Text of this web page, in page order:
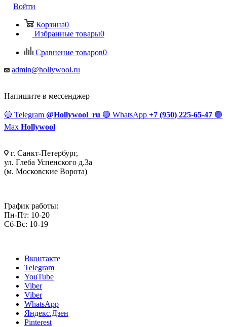
Войти
Корзина0
Избранные товары0
Сравнение товаров0
admin@hollywool.ru
Напишите в мессенджер
🔵 Telegram @Hollywool_ru 🟢 WhatsApp +7 (950) 225-65-47 🟣
Max Hollywool
г. Санкт-Петербург,
ул. Глеба Успенского д.3а
(м. Московские Ворота)
График работы:
Пн-Пт: 10-20
Сб-Вс: 10-19
Вконтакте
Telegram
YouTube
Viber
Viber
WhatsApp
Яндекс.Дзен
Pinterest